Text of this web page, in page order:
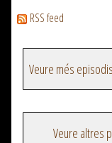
RSS feed
Veure altres